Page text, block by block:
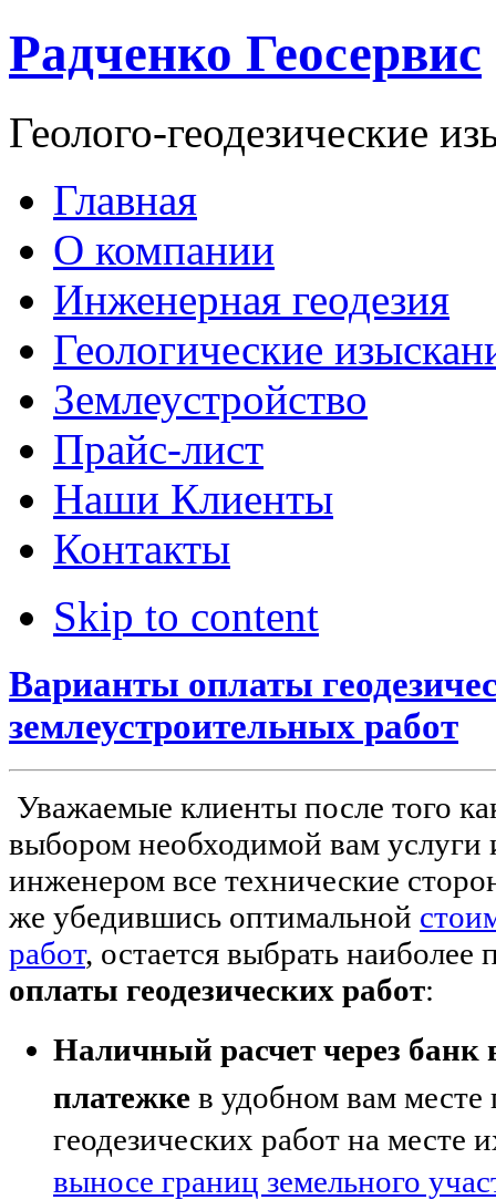
Радченко Геосервис
Геолого-геодезические
Главная
О компании
Инженерная геодезия
Геологические
Землеустройство
Прайс-лист
Наши Клиенты
Контакты
Skip to content
Варианты оплаты
землеустроительных работ
Уважаемые клиенты после того
выбором необходимой вам
инженером все технические
же убедившись оптимальной
работ, остается выбрать
оплаты геодезических работ:
Наличный расчет через
платежке в удобном вам месте
геодезических работ на месте
выносе границ земельного